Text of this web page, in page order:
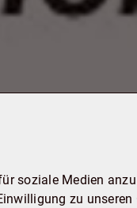
soziale Medien
zu unseren